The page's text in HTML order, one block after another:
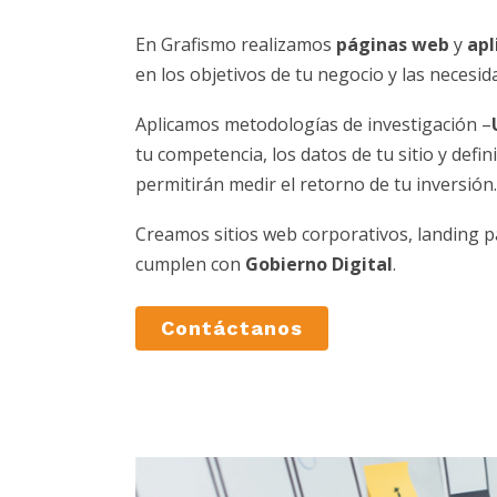
En Grafismo realizamos páginas web y
en los objetivos de tu negocio y las
Aplicamos metodologías de investigación –
tu competencia, los datos de tu sitio y
permitirán medir el retorno de tu inversión.
Creamos sitios web corporativos, landing
cumplen con Gobierno Digital.
Contáctanos